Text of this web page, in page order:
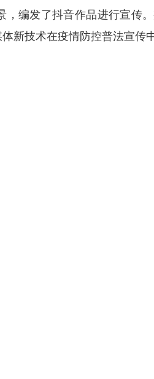
编发了抖音作品进行宣传
新技术在疫情防控普法宣传